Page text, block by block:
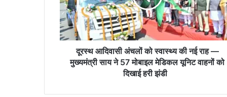
सी
अं
च
की
दूरस्थ आदिवासी अंचलों को स्वास्थ्य की नई राह —
मुख्यमंत्री साय ने 57 मोबाइल मेडिकल यूनिट वाहनों को
दिखाई हरी झंडी